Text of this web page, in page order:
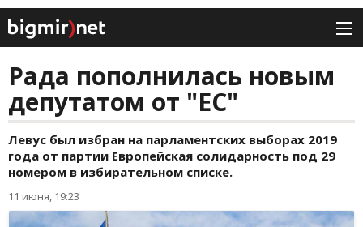
Рада пополнилась новым
депутатом от "ЕС"
Левус был избран на парламентских выборах 2019
года от партии Европейская солидарность под 29
номером в избирательном списке.
11 июня, 19:23